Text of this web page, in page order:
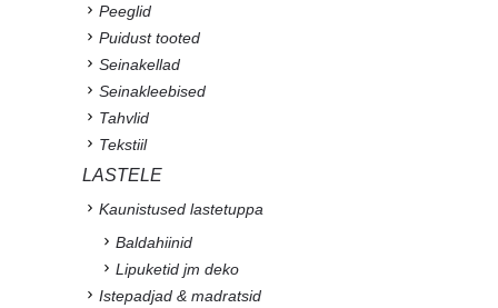
Peeglid
Puidust tooted
Seinakellad
Seinakleebised
Tahvlid
Tekstiil
LASTELE
Kaunistused lastetuppa
Baldahiinid
Lipuketid jm deko
Istepadjad & madratsid